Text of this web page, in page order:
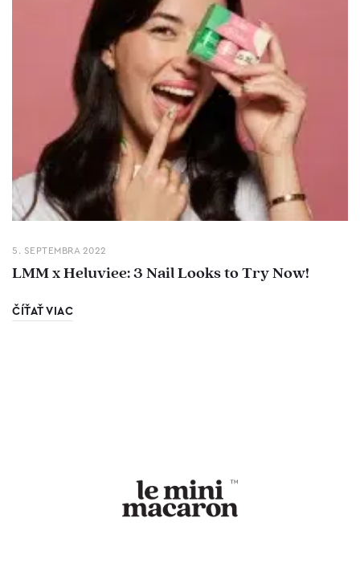
5. SEPTEMBRA 2022
LMM x Heluviee: 3 Nail Looks to Try Now!
ČÍŤAŤ VIAC